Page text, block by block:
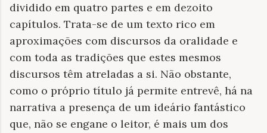
dividido em quatro partes e em dezoito
capítulos. Trata-se de um texto rico em
aproximações com discursos da oralidade e
com toda as tradições que estes mesmos
discursos têm atreladas a si. Não obstante,
como o próprio título já permite entrevê, há na
narrativa a presença de um ideário fantástico
que, não se engane o leitor, é mais um dos